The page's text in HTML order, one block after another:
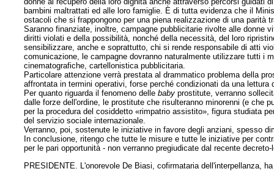
bambini maltrattati ed alle loro famiglie. È di tutta evidenza che il
ostacoli che si frappongono per una piena realizzazione di una parità
Saranno finanziate, inoltre, campagne pubblicitarie rivolte alle donne
diritti violati e della possibilità, nonché della necessità, del loro
sensibilizzare, anche e soprattutto, chi si rende responsabile di atti
comunicazione, le campagne dovranno naturalmente utilizzare tutti i
cinematografiche, cartellonistica pubblicitaria.
Particolare attenzione verrà prestata al drammatico problema della
affrontata in termini operativi, forse perché condizionati da una
Per quanto riguarda il fenomeno dellebaby prostitute, verranno
dalle forze dell'ordine, le prostitute che risulteranno minorenni (e che
per la procedura del cosiddetto «rimpatrio assistito», figura studiata
del servizio sociale internazionale.
Verranno, poi, sostenute le iniziative in favore degli anziani, spesso
In conclusione, ritengo che tutte le misure e tutte le iniziative per
per le pari opportunità - non verranno pregiudicate dal recente
PRESIDENTE. L'onorevole De Biasi, cofirmataria dell'interpellanza,